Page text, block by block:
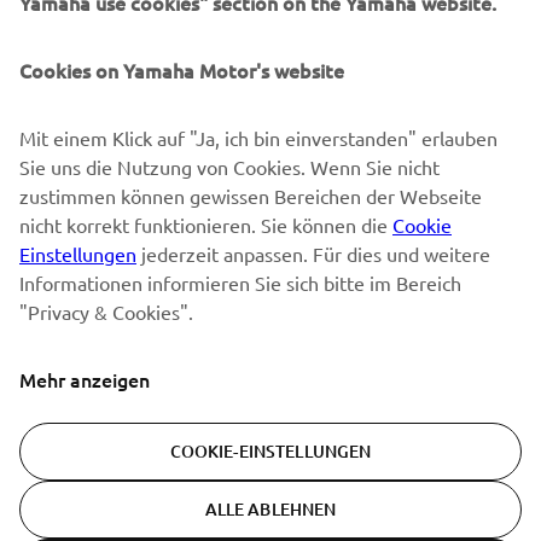
Erfahre als Erster von den neuesten Angeboten,
ABONNIEREN
Lesen Sie unsere Datenschutzrichtlinie, um zu erfahren, wie wir
Ihre persönlichen Daten verarbeiten:
Datenschutzerklärung
Switzerland (German)
© Copyright - 2026 Yamaha Motor Europe N.V. - All Rights
Reserved
Cookies on Yamaha Motor's website
Mit einem Klick auf "Ja, ich bin einverstanden" erlauben
Sie uns die Nutzung von Cookies. Wenn Sie nicht
zustimmen können gewissen Bereichen der Webseite
nicht korrekt funktionieren. Sie können die Cookie
Einstellungen jederzeit anpassen. Für dies und weitere
Informationen informieren Sie sich bitte im Bereich
"Privacy & Cookies".
Mehr anzeigen
COOKIE-EINSTELLUNGEN
ALLE ABLEHNEN